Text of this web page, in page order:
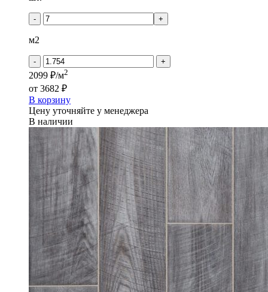
Tarkett
-
Натур
белый
- +
м2
- +
2099 ₽/м2
от 3682 ₽
В корзину
Цену уточняйте у менеджера
В наличии